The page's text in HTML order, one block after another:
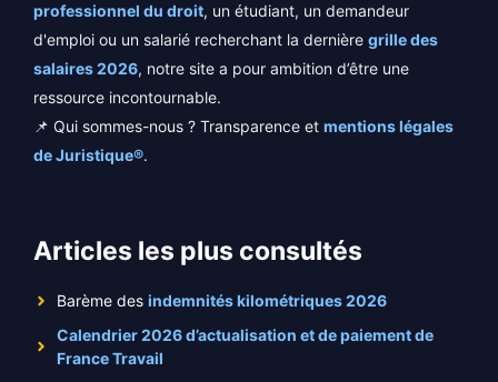
professionnel du droit, un étudiant, un demandeur
d'emploi ou un salarié recherchant la dernière grille des
salaires 2026, notre site a pour ambition d’être une
ressource incontournable.
📌 Qui sommes-nous ? Transparence et mentions légales
de Juristique®.
Articles les plus consultés
Barème des indemnités kilométriques 2026
Calendrier 2026 d’actualisation et de paiement de
France Travail